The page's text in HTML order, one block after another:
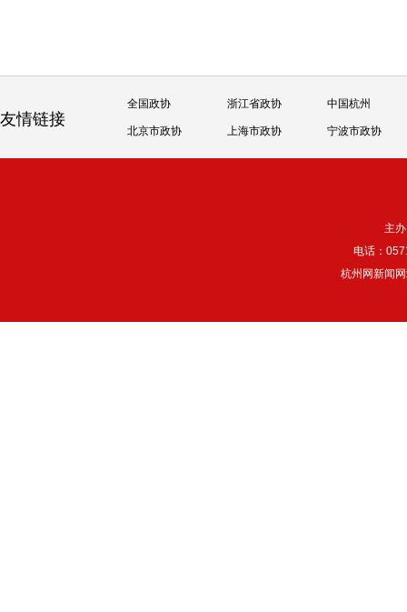
友情链接
全国政协 浙江省政协 中国杭州
北京市政协 上海市政协 宁波市政协
主
电话：
杭州网新闻